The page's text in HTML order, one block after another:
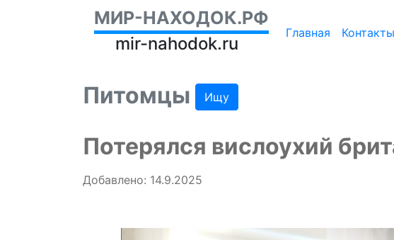
МИР-НАХОДОК.РФ
mir-nahodok.ru
Главная Контакты
Питомцы Ищу
Потерялся вислоухий
Добавлено: 14.9.2025